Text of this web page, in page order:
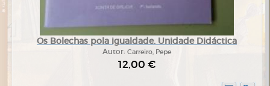
Os Bolechas pola igualdade. Unidade Didáctica
Autor: Carreiro, Pepe
12,00 €